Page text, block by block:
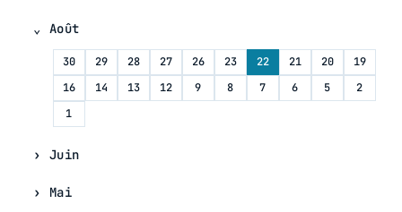
Août
30 29 28 27 26 23 22 21 20
19
16
14 13 12 9 8 7 6 5
2
1
Juin
Mai